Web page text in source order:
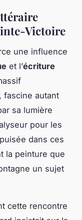
Victoire
une influence
et l’écriture
fascine autant
sa lumière
pour les
puisée dans ces
la peinture que
un sujet
cette rencontre